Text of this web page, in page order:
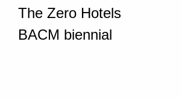
The Zero Hotels
BACM biennial